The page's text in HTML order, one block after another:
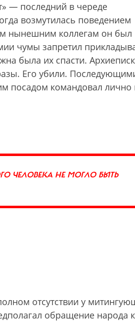
— последний в череде
возмутилась поведением
нынешним коллегам он был
чумы запретил
была их спасти.
Его убили.
посадом командовал лично
ЧЕЛОВЕКА НЕ МОГЛО БЫТЬ
отсутствии у
обращение народа к